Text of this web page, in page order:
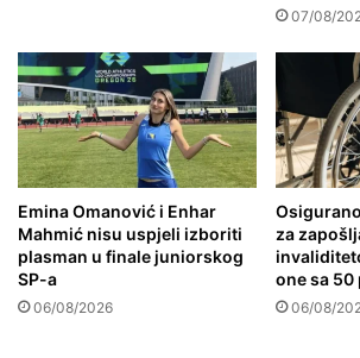
07/08/
Emina Omanović i Enhar
Mahmić nisu uspjeli izboriti
plasman u finale juniorskog
SP-a
06/08/2026
za
one sa
06/08/